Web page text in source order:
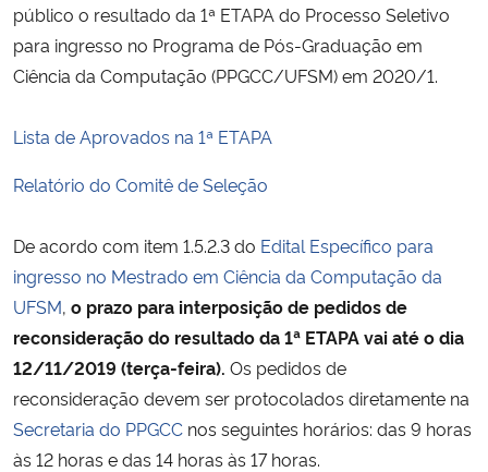
Ministério da Ciência, Tecnologia, Inovações e Comunicações
Ministério do Meio Ambiente
Ministério do Turismo
Ministério do Desenvolvimento Regional
Controladoria-Geral da União
Ministério da Mulher, da Família e dos Direitos Humanos
Secretaria-Geral
Secretaria de Governo
público o resultado da 1ª ETAPA do Processo Seletivo
para ingresso no Programa de Pós-Graduação em
Ciência da Computação (PPGCC/UFSM) em 2020/1.
Lista de Aprovados na 1ª ETAPA
Relatório do Comitê de Seleção
De acordo com item 1.5.2.3 do Edital Específico para
ingresso no Mestrado em Ciência da Computação da
UFSM, o prazo para interposição de pedidos de
reconsideração do resultado da 1ª ETAPA vai até o dia
12/11/2019 (terça-feira). Os pedidos de
reconsideração devem ser protocolados diretamente na
Secretaria do PPGCC nos seguintes horários: das 9 horas
às 12 horas e das 14 horas às 17 horas.